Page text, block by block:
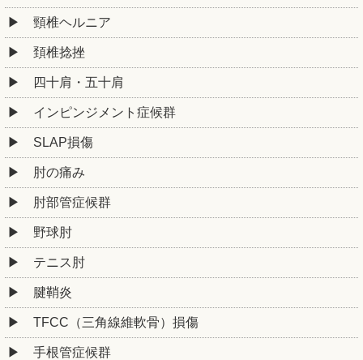
頸椎ヘルニア
頚椎捻挫
四十肩・五十肩
インピンジメント症候群
SLAP損傷
肘の痛み
肘部管症候群
野球肘
テニス肘
腱鞘炎
TFCC（三角線維軟骨）損傷
手根管症候群